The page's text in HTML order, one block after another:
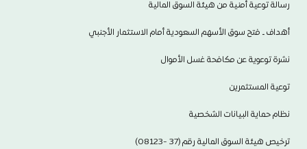
رسالة توعية أمنية من هيئة السوق المالية
أهداف ـ فتح سوق الأسهم السعودية أمام الاستثمار الأجنبي
نشرة توعوية عن مكافحة غسل الأموال
توعية المستثمرين
نظام حماية البيانات الشخصية
ترخيص هيئة السوق المالية رقم (37 -08123)